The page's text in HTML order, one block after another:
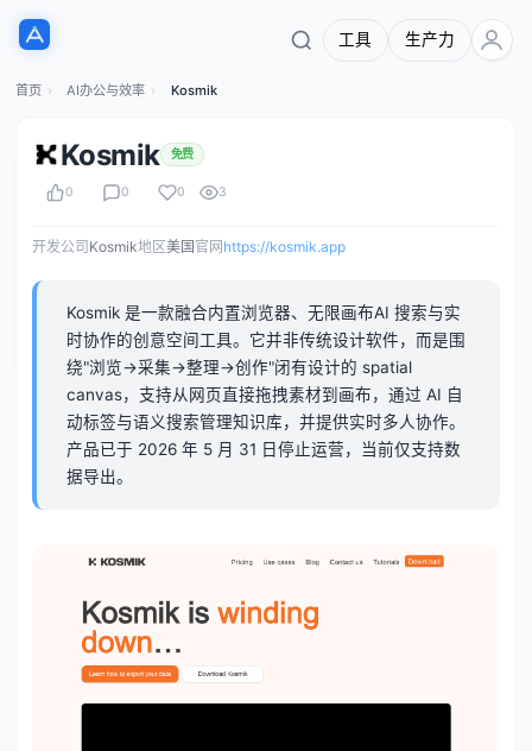
工具 生产力
首页 AI办公与效率 Kosmik
Kosmik 免费
0 0 0 3
开发公司 Kosmik地区美国 官网 https://kosmik.app
Kosmik 是一款融合内置浏览器、无限画布AI 搜索与实
时协作的创意空间工具。它并非传统设计软件，而是围
绕"浏览→采集→整理→创作"闭有设计的 spatial
canvas，支持从网页直接拖拽素材到画布，通过 AI 自
动标签与语义搜索管理知识库，并提供实时多人协作。
产品已于 2026 年 5 月 31 日停止运营，当前仅支持数
据导出。